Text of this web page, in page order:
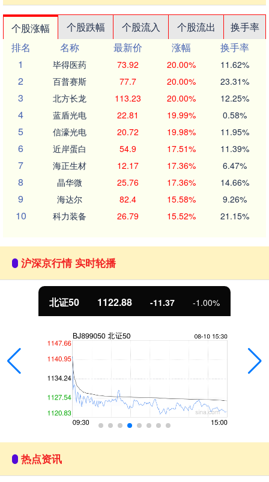
个股涨幅 个股跌幅 个股流入 个股流出
换手率
排名
名称 最新价 涨幅
换手率
1
毕得医药 73.92 20.00% 11.62%
2 百普赛斯 77.7 20.00% 23.31%
3 北方长龙 113.23 20.00% 12.25%
4 蓝盾光电 22.81 19.99% 0.58%
5 信濠光电 20.72 19.98% 11.95%
6 近岸蛋白 54.9 17.51% 11.39%
7 海正生材 12.17 17.36% 6.47%
8 晶华微 25.76 17.36% 14.66%
9 海达尔 82.4 15.58% 9.26%
10 科力装备 26.79 15.52% 21.15%
沪深京行情 实时轮播
北证50 1122.88 -11.37 -1.00%
热点资讯